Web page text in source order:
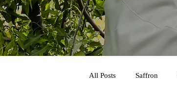
All Posts Saffron